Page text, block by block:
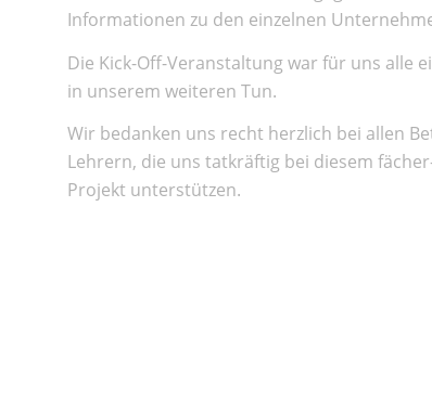
Informationen zu den einzelnen
Die Kick-Off-Veranstaltung war für uns alle
in unserem weiteren Tun.
Wir bedanken uns recht herzlich bei allen
Lehrern, die uns tatkräftig bei diesem
Projekt unterstützen.